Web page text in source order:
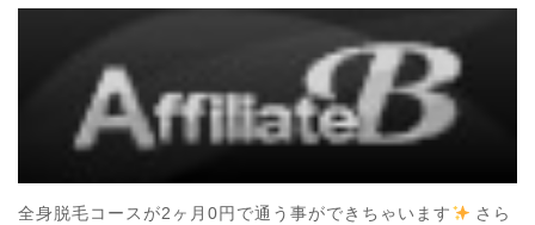
全身脱毛コースが2ヶ月0円で通う事ができちゃいます
さら